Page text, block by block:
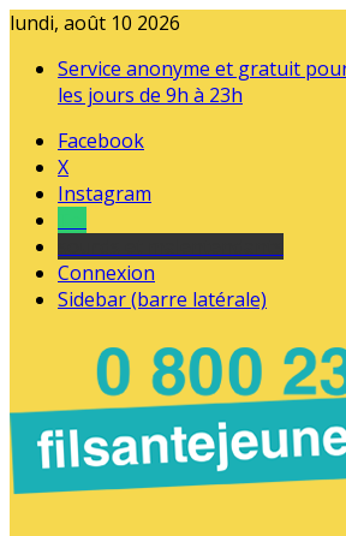
lundi, août 10 2026
Service anonyme et gratuit
les jours de 9h à 23h
Facebook
X
Instagram
Connexion
Sidebar (barre latérale)